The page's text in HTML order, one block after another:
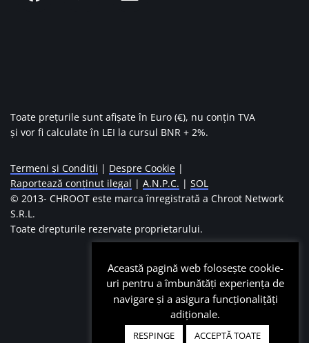
Toate prețurile sunt afișate în Euro (€), nu conțin TVA
și vor fi calculate în LEI la cursul BNR + 2%.
Termeni și Condiții | Despre Cookie |
Raportează conținut ilegal | A.N.P.C. | SOL
© 2013- CHROOT este marca înregistrată a Chroot Network
S.R.L.
Toate drepturile rezervate proprietarului.
Această pagină web folosește cookie-
uri pentru a îmbunătăți experiența de
navigare și a asigura funcționalițăți
adiționale.
RESPINGE ACCEPTĂ TOATE